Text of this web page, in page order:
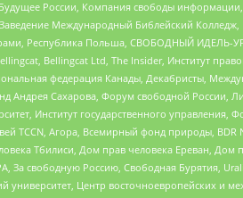
России, Компания свободы
Международный Библейский
Республика Польша, СВОБОДНЫЙ ИДЕЛЬ-
Bellingcat Ltd, The Insider, Институт
федерация Канады, Декабристы,
Андрея Сахарова, Форум свободной России,
Институт государственного
TCCN, Агора, Всемирный фонд природы,
Тбилиси, Дом прав человека Ереван,
За свободную Россию, Свободная Бурятия,
университет, Центр восточноевропейских и